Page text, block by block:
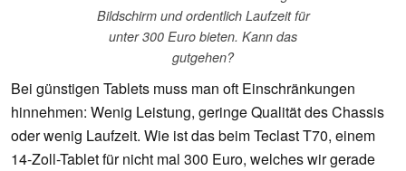
Bildschirm und ordentlich Laufzeit für
unter 300 Euro bieten. Kann das
gutgehen?
Bei günstigen Tablets muss man oft Einschränkungen
hinnehmen: Wenig Leistung, geringe Qualität des Chassis
oder wenig Laufzeit. Wie ist das beim Teclast T70, einem
14-Zoll-Tablet für nicht mal 300 Euro, welches wir gerade